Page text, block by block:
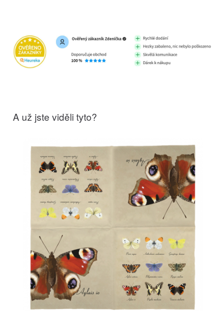
A už jste viděli tyto?